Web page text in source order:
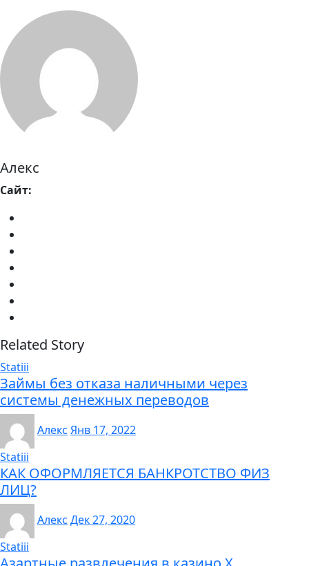
Алекс
Сайт:
Related Story
Statiii
Займы без отказа наличными через
системы денежных переводов
Алекс Янв 17, 2022
Statiii
КАК ОФОРМЛЯЕТСЯ БАНКРОТСТВО ФИЗ
ЛИЦ?
Алекс Дек 27, 2020
Statiii